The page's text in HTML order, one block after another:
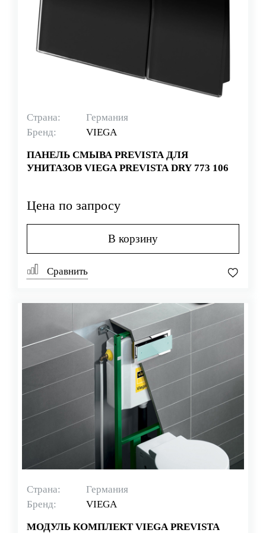
Страна:
Германия
Бренд:
VIEGA
ПАНЕЛЬ СМЫВА PREVISTA ДЛЯ
УНИТАЗОВ VIEGA PREVISTA DRY 773 106
Цена по запросу
В корзину
Сравнить
Страна:
Германия
Бренд:
VIEGA
МОДУЛЬ КОМПЛЕКТ VIEGA PREVISTA